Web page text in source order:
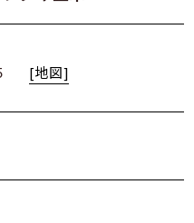
[地図]